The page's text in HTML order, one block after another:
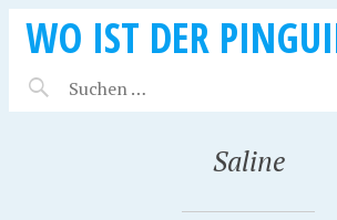
WO IST DER
Saline